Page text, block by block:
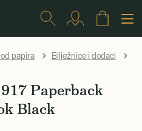
papira Bilježnice i dodaci
Paperback
Black